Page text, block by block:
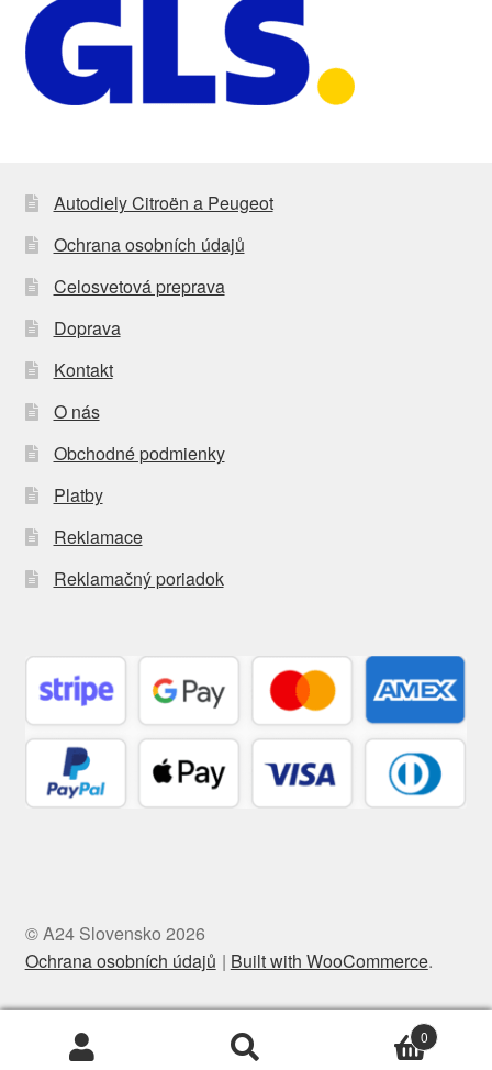
Autodiely Citroën a Peugeot
Ochrana osobních údajů
Celosvetová preprava
Doprava
Kontakt
O nás
Obchodné podmienky
Platby
Reklamace
Reklamačný poriadok
© A24 Slovensko 2026
Ochrana osobních údajů
Built with WooCommerce.
Vyhľadávanie
0